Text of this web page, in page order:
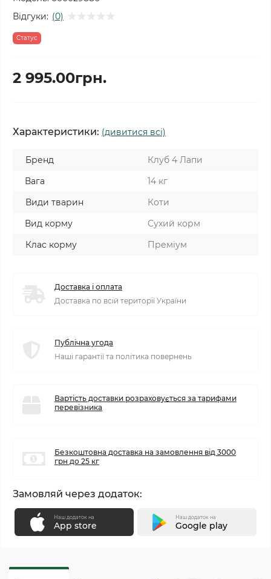
Відгуки: (0)
Статус
2 995.00грн.
Характеристики: (дивитися всі)
Бренд
Клуб 4 Лапи
Вага
14 кг
Види тварин
Коти
Вид корму
Сухий корм
Клас корму
Преміум
Доставка і оплата
Доставка по всій території України
Публічна угода
Наші гарантії та політика повернень
Вартість доставки розраховується за тарифами
перевізника
Безкоштовна доставка на замовлення від 3000
грн до 25 кг
Замовляй через додаток:
Наш додаток на
App store
Наш додаток на
Google play